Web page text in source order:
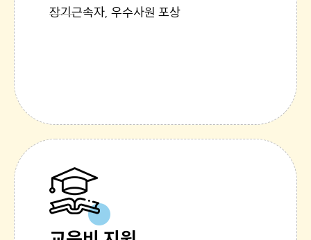
장기근속자, 우수사원 포상